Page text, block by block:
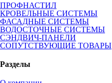
ПРОФНАСТИЛ
КРОВЕЛЬНЫЕ СИСТЕМЫ
ФАСАДНЫЕ СИСТЕМЫ
ВОДОСТОЧНЫЕ СИСТЕМЫ
СЭНДВИЧ-ПАНЕЛИ
СОПУТСТВУЮЩИЕ ТОВАРЫ
Разделы